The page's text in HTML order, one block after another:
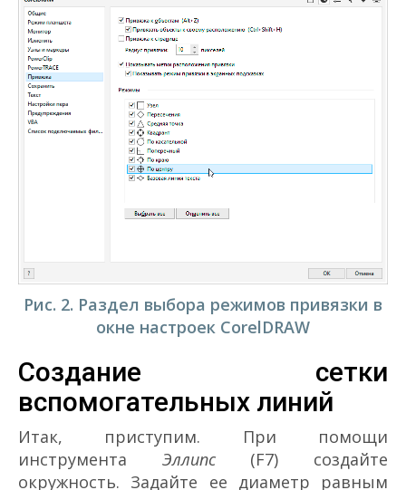
Рис. 2. Раздел выбора режимов привязки в
окне настроек CorelDRAW
Создание сетки
вспомогательных линий
Итак, приступим. При помощи
инструмента Эллипс(F7) создайте
окружность. Задайте ее диаметр равным